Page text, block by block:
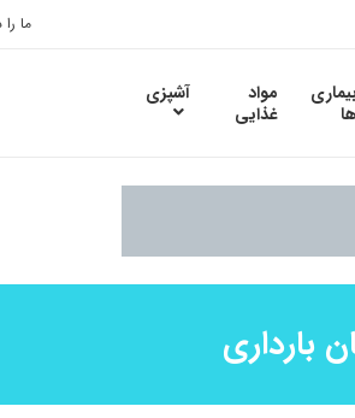
ما
ها
مواد
غذایی
آشپزی
بارداری